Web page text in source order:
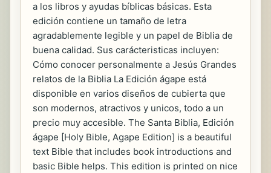
a los libros y ayudas bíblicas básicas. Esta
edición contiene un tamaño de letra
agradablemente legible y un papel de Biblia de
buena calidad. Sus carácteristicas incluyen:
Cómo conocer personalmente a Jesús Grandes
relatos de la Biblia La Edición ágape está
disponible en varios diseños de cubierta que
son modernos, atractivos y unicos, todo a un
precio muy accesible. The Santa Biblia, Edición
ágape [Holy Bible, Agape Edition] is a beautiful
text Bible that includes book introductions and
basic Bible helps. This edition is printed on nice